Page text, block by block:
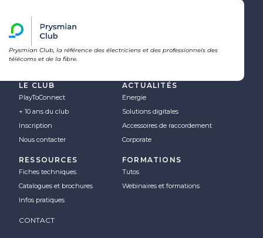
Prysmian Club, la référence des électriciens et des professionnels des
télécoms et de la fibre.
LE CLUB
PlayToConnect
+ 10 ans du club
Inscription
Nous contacter
ACTUALITÉS
Energie
Solutions digitales
Accessoires de raccordement
Corporate
RESSOURCES
Fiches techniques
Catalogues et brochures
Infos pratiques
FORMATIONS
Tutos
Webinaires et formations
CONTACT